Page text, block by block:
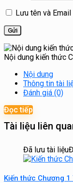
Lưu tên và
Nội dung kiến thức
Nội dung
Thông tin tài
Đánh giá (0)
Đọc tiếp
Tài liệu liên
Đã lưu tài liệu
Kiến thức Chương